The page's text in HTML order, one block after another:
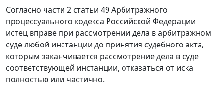
Согласно части 2 статьи 49 Арбитражного
процессуального кодекса Российской Федерации
истец вправе при рассмотрении дела в арбитражном
суде любой инстанции до принятия судебного акта,
которым заканчивается рассмотрение дела в суде
соответствующей инстанции, отказаться от иска
полностью или частично.